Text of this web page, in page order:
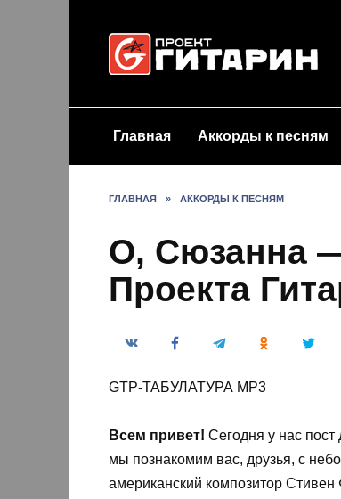
Главная Аккорды к песням
ГЛАВНАЯ » АККОРДЫ К ПЕСНЯМ
О, Сюзанна
Проекта
GTP-ТАБУЛАТУРА MP3
Всем привет! Сегодня у нас
мы познакомим вас, друзья, с
американский композитор